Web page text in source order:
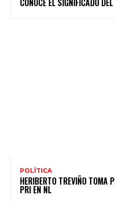
CONOCE EL SIGNIFICADO
POLÍTICA
HERIBERTO TREVIÑO TOMA
PRI EN NL